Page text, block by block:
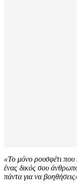
«Το μόνο ρουσφέτι που
ένας δικός σου
πάντα για να